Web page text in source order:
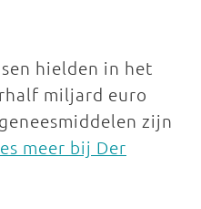
hielden in het
miljard euro
zijn
meer bij Der